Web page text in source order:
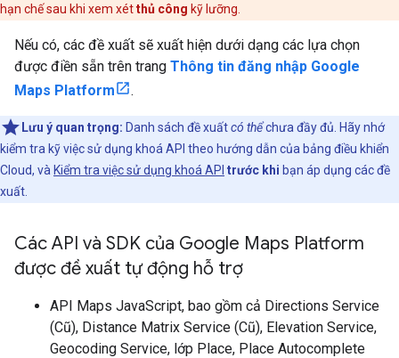
hạn chế sau khi xem xétthủ công kỹ lưỡng.
Nếu có, các đề xuất sẽ xuất hiện dưới dạng các lựa chọn
được điền sẵn trên trang Thông tin đăng nhập Google
Maps Platform
.
Lưu ý quan trọng: Danh sách đề xuấtcó thểchưa đầy đủ. Hãy nhớ
kiểm tra kỹ việc sử dụng khoá API theo hướng dẫn của bảng điều khiển
Cloud, và Kiểm tra việc sử dụng khoá API trước khi bạn áp dụng các đề
xuất.
Các API và SDK của Google Maps Platform
được đề xuất tự động hỗ trợ
API Maps JavaScript, bao gồm cả Directions Service
(Cũ), Distance Matrix Service (Cũ), Elevation Service,
Geocoding Service, lớp Place, Place Autocomplete